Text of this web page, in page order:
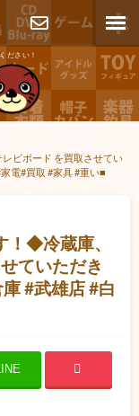
ださい！
お問い合わ
せ
ビボード を買取させてい
電#買取 #家具 #重い■
！◆冷蔵庫、
ていただき
#武雄店 #白
LINE